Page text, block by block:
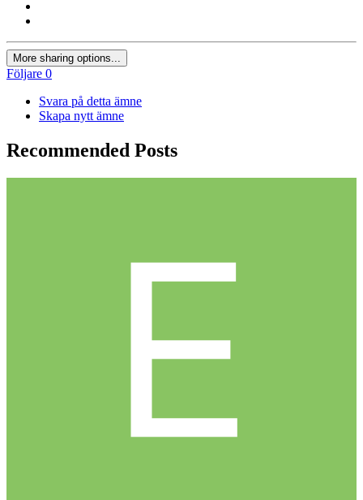
More sharing options...
Följare 0
Svara på detta ämne
Skapa nytt ämne
Recommended Posts